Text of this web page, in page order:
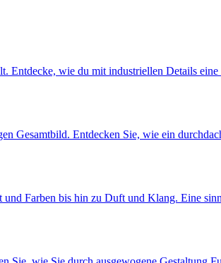
wie du mit industriellen Details
Gesamtbild. Entdecken Sie, wie ein
Farben bis hin zu Duft und Klang. Eine